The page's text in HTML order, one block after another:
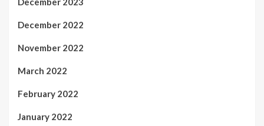
December 2022
November 2022
March 2022
February 2022
January 2022